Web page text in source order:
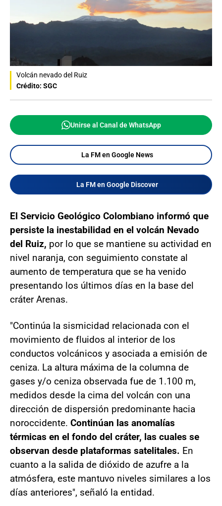
Volcán nevado del Ruiz
Crédito: SGC
Unirse al Canal de WhatsApp
La FM en Google News
La FM en Google Discover
El Servicio Geológico Colombiano informó que
persiste la inestabilidad en el volcán Nevado
del Ruiz, por lo que se mantiene su actividad en
nivel naranja, con seguimiento constate al
aumento de temperatura que se ha venido
presentando los últimos días en la base del
cráter Arenas.
"Continúa la sismicidad relacionada con el
movimiento de fluidos al interior de los
conductos volcánicos y asociada a emisión de
ceniza. La altura máxima de la columna de
gases y/o ceniza observada fue de 1.100 m,
medidos desde la cima del volcán con una
dirección de dispersión predominante hacia
noroccidente. Continúan las anomalías
térmicas en el fondo del cráter, las cuales se
observan desde plataformas satelitales. En
cuanto a la salida de dióxido de azufre a la
atmósfera, este mantuvo niveles similares a los
días anteriores", señaló la entidad.